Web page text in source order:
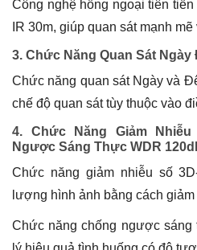
Công nghệ hồng ngoại tiên
IR 30m, giúp quan sát mạnh
3. Chức Năng Quan Sát Ngày
Chức năng quan sát Ngày và
chế độ quan sát tùy thuộc vào
4. Chức Năng Giảm
Ngược Sáng Thực WDR
Chức năng giảm nhiễu số
lượng hình ảnh bằng cách
Chức năng chống ngược